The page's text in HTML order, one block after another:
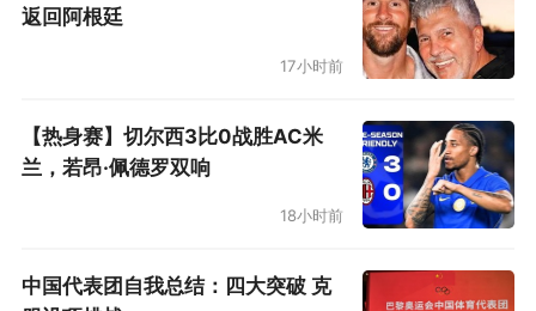
返回阿根廷
17小时前
【热身赛】切尔西3比0战胜AC米
兰，若昂·佩德罗双响
18小时前
中国代表团自我总结：四大突破 克